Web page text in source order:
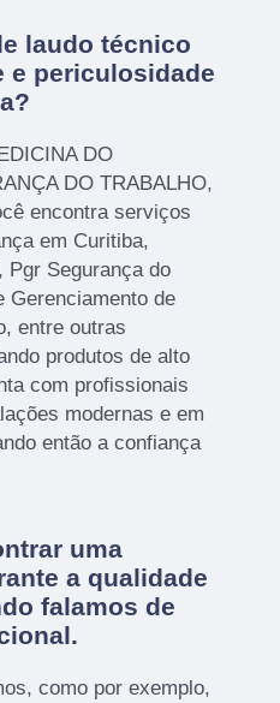
laudo técnico
e periculosidade
DO
DO TRABALHO,
encontra serviços
em Curitiba,
Pgr Segurança do
Gerenciamento de
entre outras
produtos de alto
com profissionais
modernas e em
então a confiança
uma
a qualidade
falamos de
como por exemplo,